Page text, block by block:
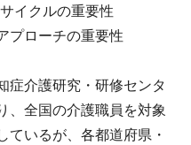
イクルの重要性
プローチの重要性
症介護研究・研修センタ
、全国の介護職員を対象
ているが、各都道府県・